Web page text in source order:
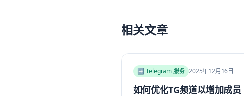
相关文章
➡️ Telegram 服务 2025年12月16日
如何优化TG频道以增加成员